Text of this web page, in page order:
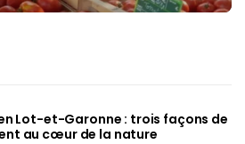
Lot-et-Garonne : trois façons de
au cœur de la nature